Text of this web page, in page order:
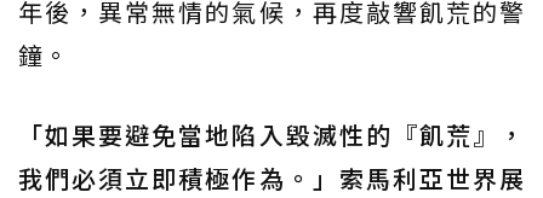
年後，異常無情的氣候，再度敲響飢荒的警
鐘。
「如果要避免當地陷入毀滅性的『飢荒』，
我們必須立即積極作為。」索馬利亞世界展